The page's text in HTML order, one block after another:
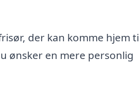
der kan komme hjem
ønsker en mere personlig